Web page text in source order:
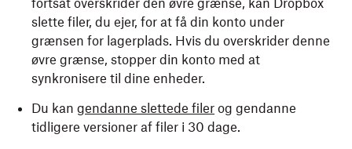
fortsat overskrider den øvre grænse, kan Dropbox
slette filer, du ejer, for at få din konto under
grænsen for lagerplads. Hvis du overskrider denne
øvre grænse, stopper din konto med at
synkronisere til dine enheder.
Du kan gendanne slettede filer og gendanne
tidligere versioner af filer i 30 dage.